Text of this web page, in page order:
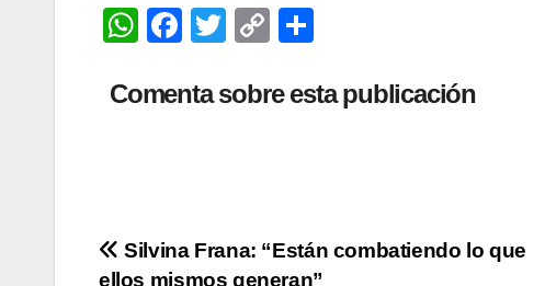
audio
W
at
p
F
c
o
k
T
tt
C
p
k
m
Comenta sobre esta publicación
Navegación
Silvina Frana: “Están combatiendo lo que
ellos mismos generan”